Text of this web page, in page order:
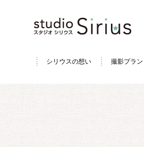
シリウスの想い 撮影プラン